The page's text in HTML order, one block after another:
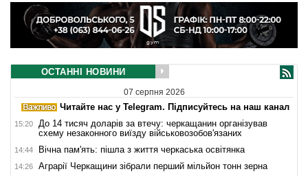
ОСТАННІ НОВИНИ
07 серпня 2026
Читайте нас у Telegram. Підписуйтесь на наш канал
15:20
До 14 тисяч доларів за втечу: черкащанин організував
схему незаконного виїзду військовозобов'язаних
14:44 Вічна пам'ять: пішла з життя черкаська освітянка
14:26 Аграрії Черкащини зібрали перший мільйон тонн зерна